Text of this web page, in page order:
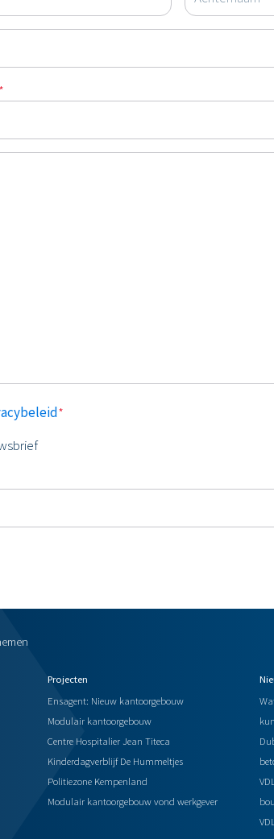
*
*
Projecten
Ensagent: Nieuw kantoorgebouw
Modulair kantoorgebouw
Centre Hospitalier Jean Titeca
Kinderdagverblijf De Hummeltjes
Politiezone Kempenland
Modulair kantoorgebouw vond werkgever